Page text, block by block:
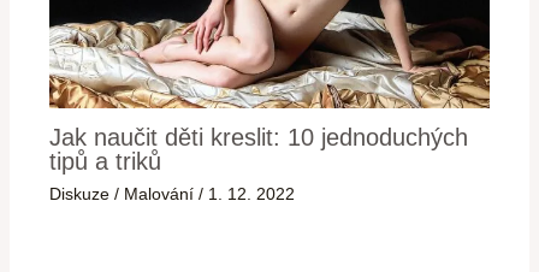
Jak naučit děti kreslit: 10 jednoduchých
tipů a triků
Diskuze / Malování / 1. 12. 2022